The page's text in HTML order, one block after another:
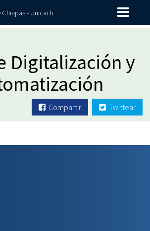
- Unicach
Digitalización y
Compartir Twittear